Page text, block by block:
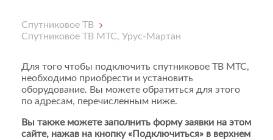
Спутниковое ТВ
Спутниковое ТВ МТС, Урус-Мартан
Для того чтобы подключить спутниковое ТВ МТС,
необходимо приобрести и установить
оборудование. Вы можете обратиться для этого
по адресам, перечисленным ниже.
Вы также можете заполнить форму заявки на этом
сайте, нажав на кнопку «Подключиться» в верхнем